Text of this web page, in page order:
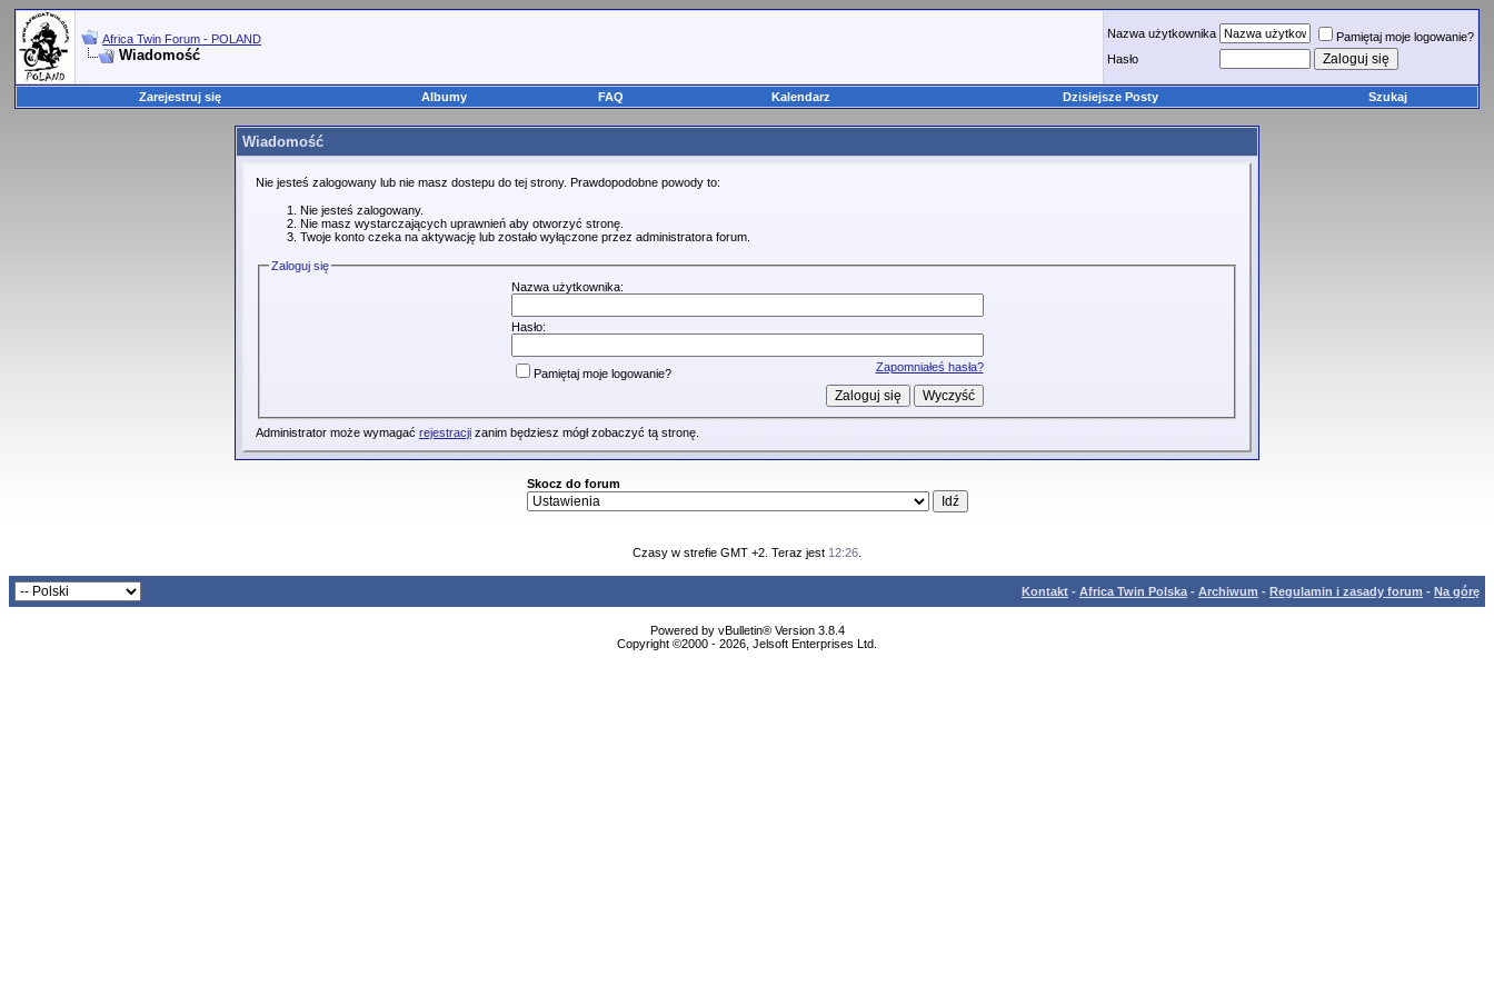
Africa Twin Forum - POLAND
Wiadomość
Nazwa użytkownika
Pamiętaj moje logowanie?
Hasło
Zarejestruj się Albumy FAQ Kalendarz Dzisiejsze Posty Szukaj
Wiadomość
Nie jesteś zalogowany lub nie masz dostepu do tej strony. Prawdopodobne powody to:
Nie jesteś zalogowany.
Nie masz wystarczających uprawnień aby otworzyć stronę.
Twoje konto czeka na aktywację lub zostało wyłączone przez administratora forum.
Zaloguj się
Nazwa użytkownika:
Hasło:
Zapomniałeś hasła?
Pamiętaj moje logowanie?
Administrator może wymagać rejestracji zanim będziesz mógł zobaczyć tą stronę.
Skocz do forum
Czasy w strefie GMT +2. Teraz jest 12:26
Kontakt - Africa Twin Polska - Archiwum - Regulamin i zasady forum - Na górę
Powered by vBulletin® Version 3.8.4
Copyright ©2000 - 2026, Jelsoft Enterprises Ltd.